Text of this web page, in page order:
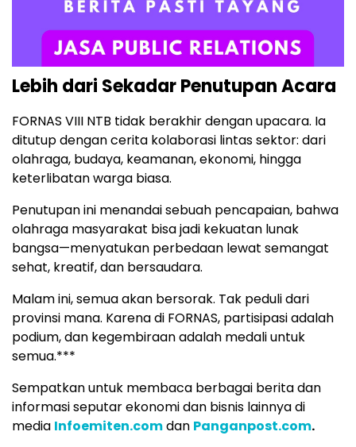
Lebih dari Sekadar Penutupan Acara
FORNAS VIII NTB tidak berakhir dengan upacara. Ia
ditutup dengan cerita kolaborasi lintas sektor: dari
olahraga, budaya, keamanan, ekonomi, hingga
keterlibatan warga biasa.
Penutupan ini menandai sebuah pencapaian, bahwa
olahraga masyarakat bisa jadi kekuatan lunak
bangsa—menyatukan perbedaan lewat semangat
sehat, kreatif, dan bersaudara.
Malam ini, semua akan bersorak. Tak peduli dari
provinsi mana. Karena di FORNAS, partisipasi adalah
podium, dan kegembiraan adalah medali untuk
semua.***
Sempatkan untuk membaca berbagai berita dan
informasi seputar ekonomi dan bisnis lainnya di
media Infoemiten.comdan Panganpost.com.